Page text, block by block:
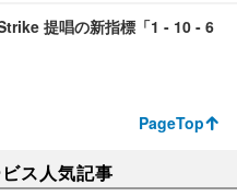
提唱の新指標「1 - 10 - 6
PageTop
ス人気記事